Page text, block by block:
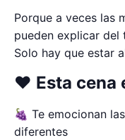
Porque a veces las
pueden explicar del
Solo hay que estar
❤️ Esta cena
🍇 Te emocionan
diferentes